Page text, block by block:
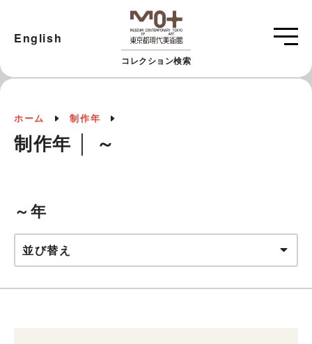
コレクション検索
English
ホーム 制作年
制作年 │ ～
～年
並び替え